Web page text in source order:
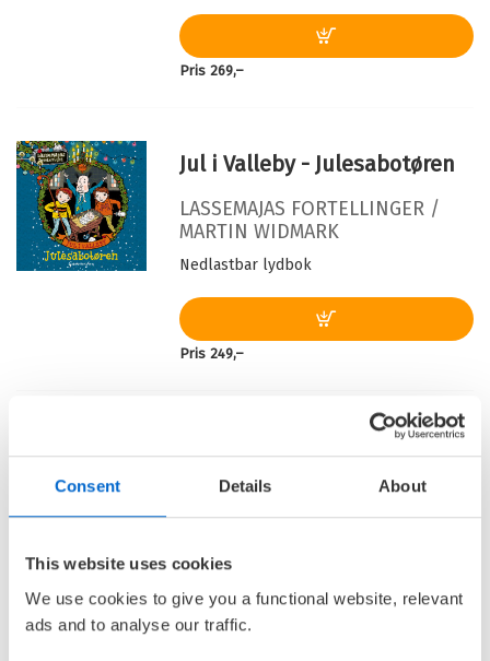
Consent Details About
This website uses cookies
We use cookies to give you a functional website, relevant
ads and to analyse our traffic.
Hotellmysteriet
LasseMajas Detektivbyrå
Pris 269,–
Jul i Valleby - Julesabotøren
LASSEMAJAS FORTELLINGER /
MARTIN WIDMARK
Nedlastbar lydbok
Pris 249,–
Jul i Valleby - Det store
LASSEMAJAS FORTELLINGER /
Nedlastbar lydbok